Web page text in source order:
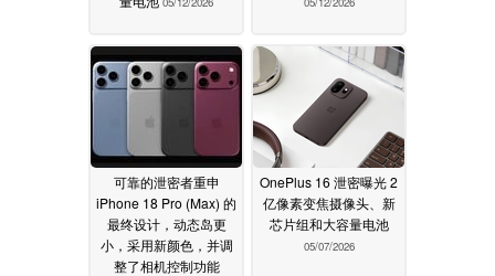
可靠的泄密者重申
iPhone 18 Pro (Max) 的
最终设计，动态岛更
小，采用新颜色，并调
整了相机控制功能
OnePlus 16 泄密曝光 2
亿像素变焦摄像头、新
芯片组和大容量电池
05/07/2026